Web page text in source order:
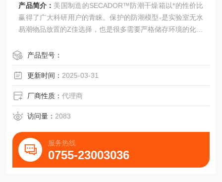
产品简介： 美国制造的SECADOR™防潮干燥箱以*的性价比
赢得了广大科研用户的青睐。保护的防潮模型-是实验室无水
易潮物品放置的Z佳选择，也是很多需要严格储存环境的化学
SECADOR™电子防潮干燥箱 EMS电子防潮干燥箱
产品型号：
更新时间： 2025-03-31
厂商性质：代理商
访问量： 2083
服务热线
0755-23003036